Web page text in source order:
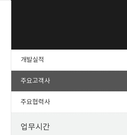
개발실적
주요고객사
주요협력사
업무시간